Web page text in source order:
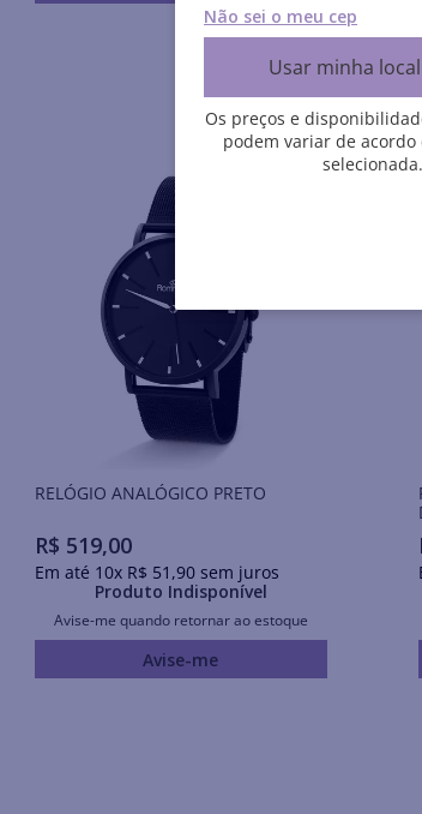
RELÓGIO ANALÓGICO PRETO
R$ 519,00
Em até 10x R$ 51 ,90sem juros
Produto Indisponível
Avise-me quando retornar ao estoque
Avise-me
Não sei o meu cep
Usar minha
Os preços e
podem variar de acordo
selecionada.